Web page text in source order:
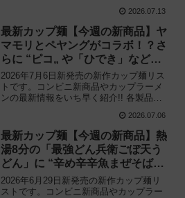
開の新作情報もありますので、カップ麺
の新商品が気になる方はご活用くださ
い。
2026.07.13
最新カップ麺【今週の新商品】ヤ
マモリとペヤングがコラボ！？さ
らに “ピコ„ や「ひでき」など注
目の新作まとめ！
2026年7月6日新発売の新作カップ麺リス
トです。コンビニ新商品やカップラーメ
ンの最新情報をいち早く紹介!! 各製品の
の新作情報もありますので、カップ麺の
新商品が気になる方はご活用ください。
2026.07.06
最新カップ麺【今週の新商品】熱
湯8分の「最強どん兵衛ごぼ天う
どん」に “辛め辛辛魚まぜそば„
など注目の新作まとめ！
2026年6月29日新発売の新作カップ麺リ
ストです。コンビニ新商品やカップラー